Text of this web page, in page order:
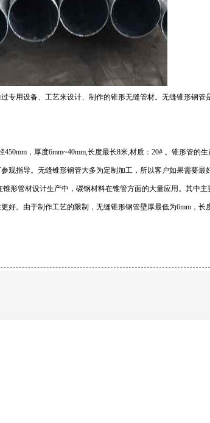
专用设备、工艺来设计、制作的锥形无缝管材。无缝锥形钢
450mm，厚度6mm~40mm,长度最长8米,材质：20# 。锥形管的
观指导。无缝锥形钢管大多为定制加工，所以客户如果需要
锥形管材设计生产中，碳钢材料在锥管方面的大量应用。其中
好。由于制作工艺的限制，无缝锥形钢管壁厚最低为6mm，长